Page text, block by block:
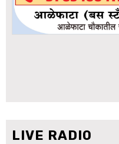
LIVE RADIO